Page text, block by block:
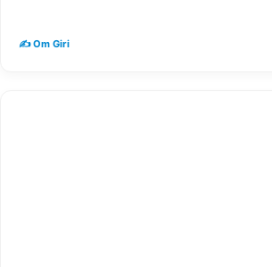
✍️ Om Giri